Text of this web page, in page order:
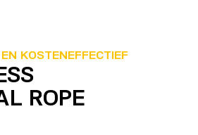
KOSTENEFFECTIEF
ROPE